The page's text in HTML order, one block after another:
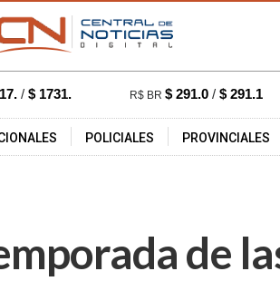
/ $ 1731. R$ BR $ 291.0 / $ 291.1
POLICIALES PROVINCIALES
de